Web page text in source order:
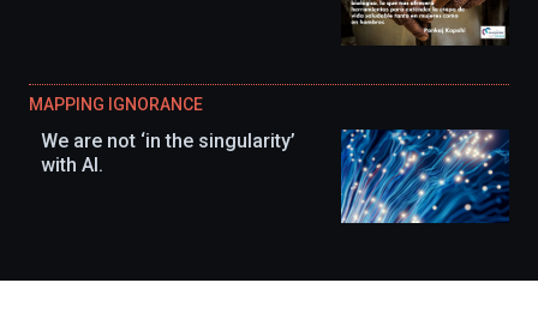
MAPPING IGNORANCE
We are not ‘in the singularity’
with AI.